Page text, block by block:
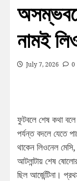
নামই
July 7, 2026 0
ফুটবলে শেষ কথা
পর্যন্ত বদলে যেতে
থাকেন লিওনেল
আটলান্টায় শেষ
ছিল আর্জেন্টিনা।